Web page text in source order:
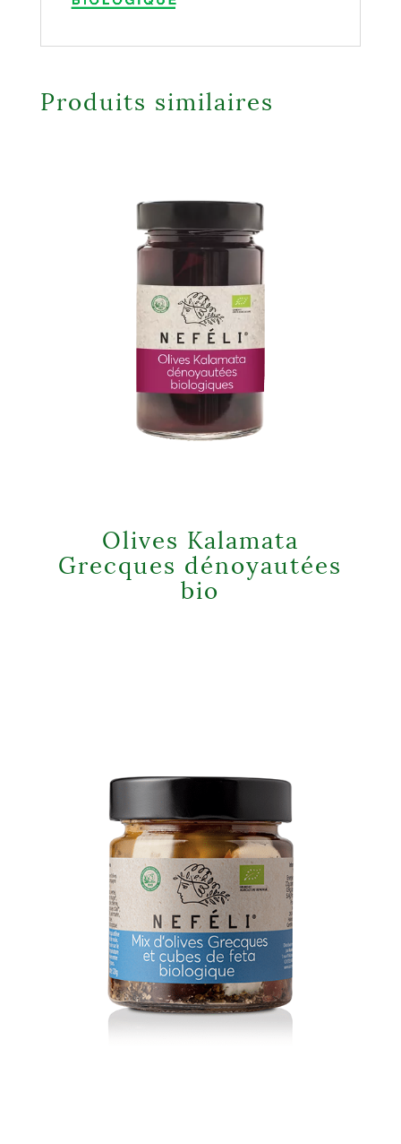
Produits similaires
Olives Kalamata
Grecques dénoyautées
bio